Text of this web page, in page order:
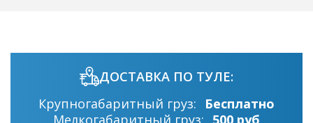
ДОСТАВКА ПО ТУЛЕ:
Крупногабаритный груз:
Бесплатно